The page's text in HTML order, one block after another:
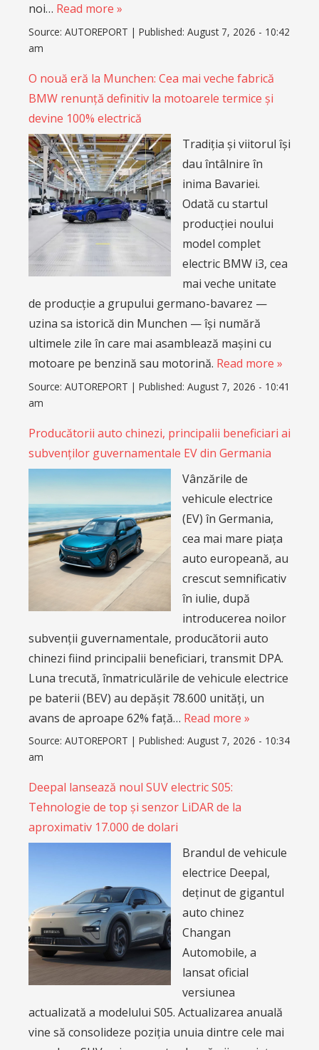
noi… Read more »
Source: AUTOREPORT | Published: August 7, 2026 - 10:42
am
O nouă eră la Munchen: Cea mai veche fabrică
BMW renunță definitiv la motoarele termice și
devine 100% electrică
Tradiția și viitorul își
dau întâlnire în
inima Bavariei.
Odată cu startul
producției noului
model complet
electric BMW i3, cea
mai veche unitate
de producție a grupului germano-bavarez —
uzina sa istorică din Munchen — își numără
ultimele zile în care mai asamblează mașini cu
motoare pe benzină sau motorină. Read more »
Source: AUTOREPORT | Published: August 7, 2026 - 10:41
am
Producătorii auto chinezi, principalii beneficiari ai
subvenților guvernamentale EV din Germania
Vânzările de
vehicule electrice
(EV) în Germania,
cea mai mare piața
auto europeană, au
crescut semnificativ
în iulie, după
introducerea noilor
subvenții guvernamentale, producătorii auto
chinezi fiind principalii beneficiari, transmit DPA.
Luna trecută, înmatriculările de vehicule electrice
pe baterii (BEV) au depășit 78.600 unități, un
avans de aproape 62% față… Read more »
Source: AUTOREPORT | Published: August 7, 2026 - 10:34
am
Deepal lansează noul SUV electric S05:
Tehnologie de top și senzor LiDAR de la
aproximativ 17.000 de dolari
Brandul de vehicule
electrice Deepal,
deținut de gigantul
auto chinez
Changan
Automobile, a
lansat oficial
versiunea
actualizată a modelului S05. Actualizarea anuală
vine să consolideze poziția unuia dintre cele mai